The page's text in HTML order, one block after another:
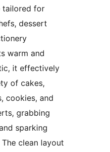
tailored for
dessert
warm and
it effectively
of cakes,
cookies, and
grabbing
sparking
clean layout